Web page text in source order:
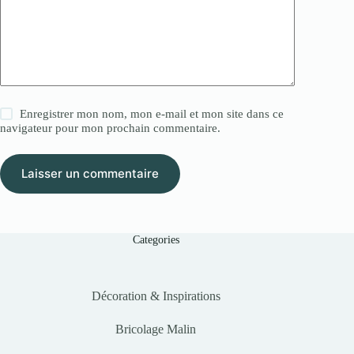
Enregistrer mon nom, mon e-mail et mon site dans ce
navigateur pour mon prochain commentaire.
Laisser un commentaire
Categories
Décoration & Inspirations
Bricolage Malin